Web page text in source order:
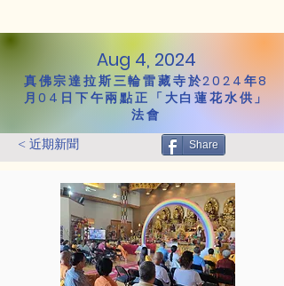
Aug 4, 2024
真佛宗達拉斯三輪雷藏寺於2024年8
月04日下午兩點正「大白蓮花水供」
法會
< 近期新聞 Share